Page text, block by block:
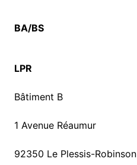
BA/BS
LPR
Bâtiment B
1 Avenue Réaumur
92350 Le Plessis-Robinson